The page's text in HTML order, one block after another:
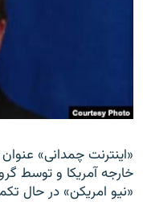
زبان‌های دیگر
«اينترنت چمدانی»
خارجه آمريکا و توسط
«نيو امريکن» در حال